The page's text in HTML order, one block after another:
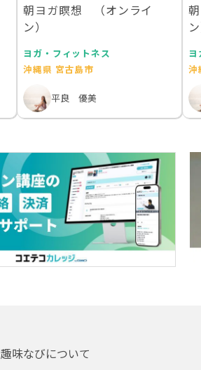
朝ヨガ瞑想 （オンライ
ン）
ヨガ・フィットネス
沖縄県 宮古島市
平良 優美
ン
ヨ
沖
趣味なびについて